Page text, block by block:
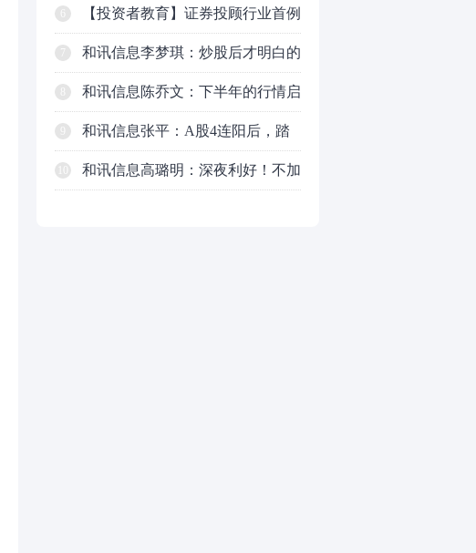
——上海普陀严打“代理维权”敲诈
犯罪、筑牢金融法治屏障
【投资者教育】证券投顾行业首例
以敲诈勒索罪定罪的非法代理维权
案二审宣判，主犯获刑五年
7 和讯信息李梦琪：炒股后才明白的
九个人生道理
和讯信息陈乔文：下半年的行情启
动了
和讯信息张平：A股4连阳后，踏
空怎么办？结构性回补！
和讯信息高璐明：深夜利好！不加